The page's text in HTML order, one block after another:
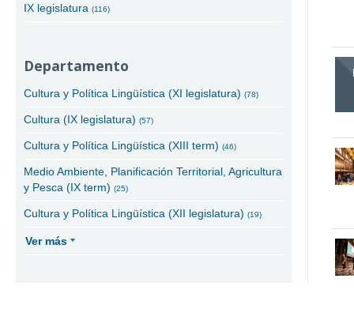
IX legislatura(116)
Departamento
Cultura y Política Lingüística (XI legislatura)(78)
Cultura (IX legislatura)(57)
Cultura y Política Lingüística (XIII term)(46)
Medio Ambiente, Planificación Territorial, Agricultura
y Pesca (IX term)(25)
Cultura y Política Lingüística (XII legislatura)(19)
Ver más